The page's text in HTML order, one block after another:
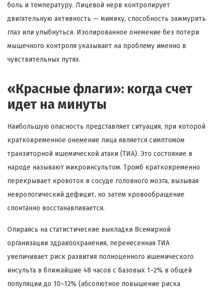
боль и температуру. Лицевой нерв контролирует
двигательную активность — мимику, способность зажмурить
глаз или улыбнуться. Изолированное онемение без потери
мышечного контроля указывает на проблему именно в
чувствительных путях.
«Красные флаги»: когда счет
идет на минуты
Наибольшую опасность представляет ситуация, при которой
кратковременное онемение лица является симптомом
транзиторной ишемической атаки (ТИА). Это состояние в
народе называют микроинсультом. Тромб кратковременно
перекрывает кровоток в сосуде головного мозга, вызывая
неврологический дефицит, но затем кровообращение
спонтанно восстанавливается.
Опираясь на статистические выкладки Всемирной
организации здравоохранения, перенесенная ТИА
увеличивает риск развития полноценного ишемического
инсульта в ближайшие 48 часов с базовых 1–2% в общей
популяции до 10–12% (абсолютное повышение риска